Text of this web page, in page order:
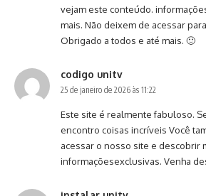
vejam este conteúdo.
mais. Não deixem de acessar
Obrigado a todos e até mais. 🙂
codigo unitv
25 de janeiro de 2026 às 11:22
Este site é realmente fabuloso.
encontro coisas incríveis Você
acessar o nosso site e descobrir
informaçõesexclusivas. Venha